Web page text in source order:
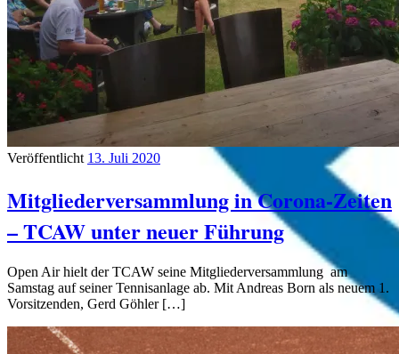
Veröffentlicht 13. Juli 2020
Mitgliederversammlung in Corona-Zeiten
– TCAW unter neuer Führung
Open Air hielt der TCAW seine Mitgliederversammlung am
Samstag auf seiner Tennisanlage ab. Mit Andreas Born als neuem 1.
Vorsitzenden, Gerd Göhler […]